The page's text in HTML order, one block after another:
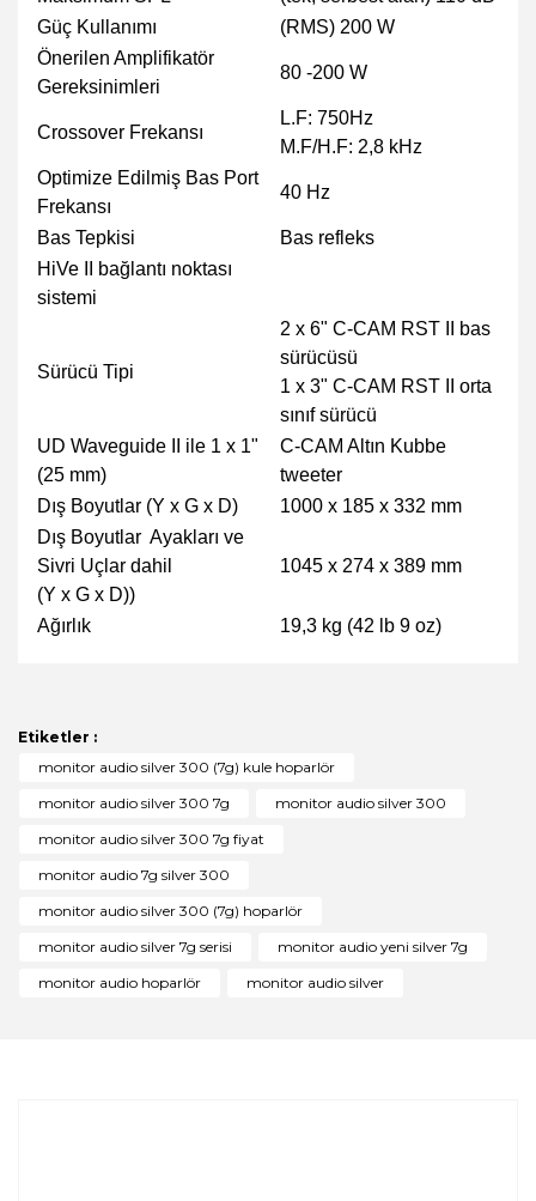
Güç Kullanımı
(RMS) 200 W
Önerilen Amplifikatör
Gereksinimleri
80 -200 W
Crossover Frekansı
L.F: 750Hz
M.F/H.F: 2,8 kHz
Optimize Edilmiş Bas Port
Frekansı
40 Hz
Bas Tepkisi
Bas refleks
HiVe II bağlantı noktası
sistemi
Sürücü Tipi
2 x 6" C-CAM RST II bas
sürücüsü
1 x 3" C-CAM RST II orta
sınıf sürücü
UD Waveguide II ile 1 x 1"
(25 mm)
C-CAM Altın Kubbe
tweeter
Dış Boyutlar (Y x G x D)
1000 x 185 x 332 mm
Dış Boyutlar Ayakları ve
Sivri Uçlar dahil
(Y x G x D))
1045 x 274 x 389 mm
Ağırlık 19,3 kg (42 lb 9 oz)
Yorum Yaz
Ürün bilgilerinde hatalar bulunuyor.
Ürün fiyatı diğer sitelerden daha pahalı.
Bu ürüne benzer farklı alternatifler olmalı.
Etiketler :
monitor audio silver 300 (7g) kule hoparlör
monitor audio silver 300 7g
monitor audio silver 300
monitor audio silver 300 7g fiyat
monitor audio 7g silver 300
monitor audio silver 300 (7g) hoparlör
monitor audio silver 7g serisi
monitor audio yeni silver 7g
monitor audio hoparlör
monitor audio silver